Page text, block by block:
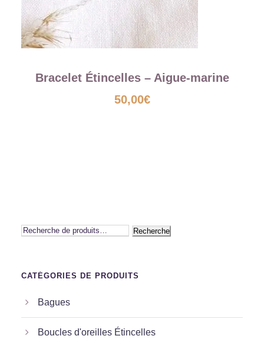
Bracelet Étincelles – Aigue-marine
50,00€
Recherche
CATÉGORIES DE PRODUITS
Bagues
Boucles d'oreilles Étincelles